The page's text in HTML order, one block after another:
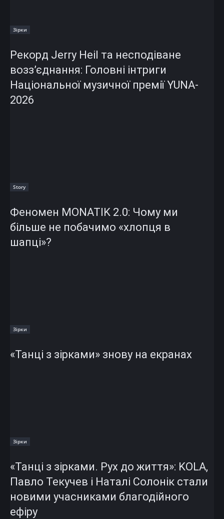
Зірки
Рекорд Jerry Heil та несподіване
возз’єднання: Головні інтриги
Національної музичної премії YUNA-
2026
Story
Феномен MONATIK 2.0: Чому ми
більше не побачимо «хлопця в
шапці»?
Зірки
«Танці з зірками» знову на екранах
Зірки
«Танці з зірками. Рух до життя»: KOLA,
Павло Текучев і Наталі Солонік стали
новими учасниками благодійного
ефіру